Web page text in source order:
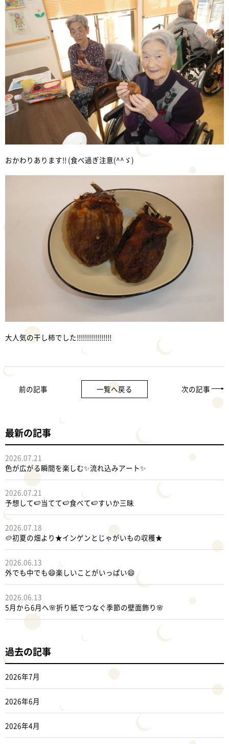
おかわりあります!! (食べ過ぎ注意(^^ゞ)
大人気の干し柿でした!!!!!!!!!!!!!!!!!
前の記事 一覧へ戻る 次の記事
最新の記事
2026.07.21
色が広がる瞬間を楽しむ✨流れ込みアート✨
2026.07.21
予想して🍉当てて🍉食べて🍉すいか三昧
2026.07.18
🥔初夏の畑より★インゲンとじゃがいもの収穫★
2026.06.13
外でも中でも😄楽しいことがいっぱい😄
2026.06.13
5月から6月へ🌸折り紙でつなぐ季節の壁面飾り🌸
過去の記事
2026年7月
2026年6月
2026年4月